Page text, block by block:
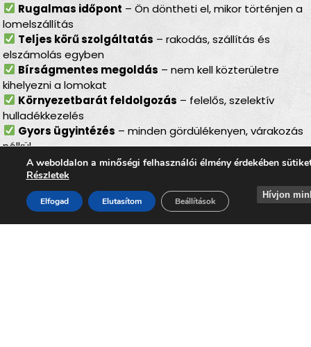
Rugalmas időpont – Ön döntheti el, mikor történjen a
lomelszállítás
Teljes körű szolgáltatás – rakodás, szállítás és
elszámolás egyben
Bírságmentes megoldás – nem kell közterületre
kihelyezni a lomokat
Környezetbarát feldolgozás – felelős, szelektív
hulladékkezelés
Gyors ügyintézés – minden gördülékenyen, várakozás
nélkül
Lomtalanítás Nagypálin
ideális választás minden
helyzetben
A weboldalon a minőségi felhasználói élmény érdekében
Részletek
Elfogad Elutasítom Beállítások
Hívjon